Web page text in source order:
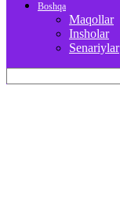
Boshqa
Maqollar
Insholar
Senariylar